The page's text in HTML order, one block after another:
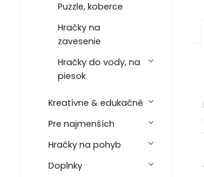
Puzzle, koberce
Hračky na
zavesenie
Hračky do vody, na
piesok
Kreatívne & edukačné
Pre najmenších
Hračky na pohyb
Doplnky